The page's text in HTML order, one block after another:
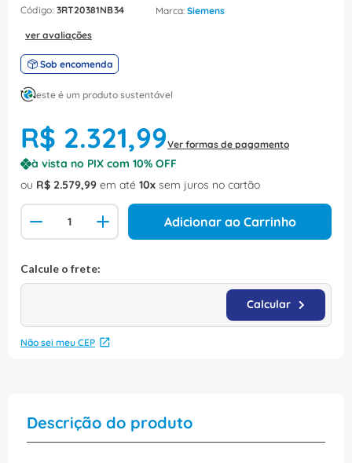
: 3RT20381NB34 Siemens
ver avaliações
Sob encomenda
este é um produto sustentável
R$ 2.321,99Ver formas de pagamento
à vista no PIX com 10% OFF
ou R$ 2.579,99 em até 10 sem juros no cartão
Adicionar ao Carrinho
Não sei meu CEP
Descrição do produto